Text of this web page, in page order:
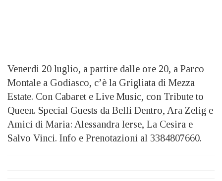
Venerdi 20 luglio, a partire dalle ore 20, a Parco
Montale a Godiasco, c’è la Grigliata di Mezza
Estate. Con Cabaret e Live Music, con Tribute to
Queen. Special Guests da Belli Dentro, Ara Zelig e
Amici di Maria: Alessandra Ierse, La Cesira e
Salvo Vinci. Info e Prenotazioni al 3384807660.